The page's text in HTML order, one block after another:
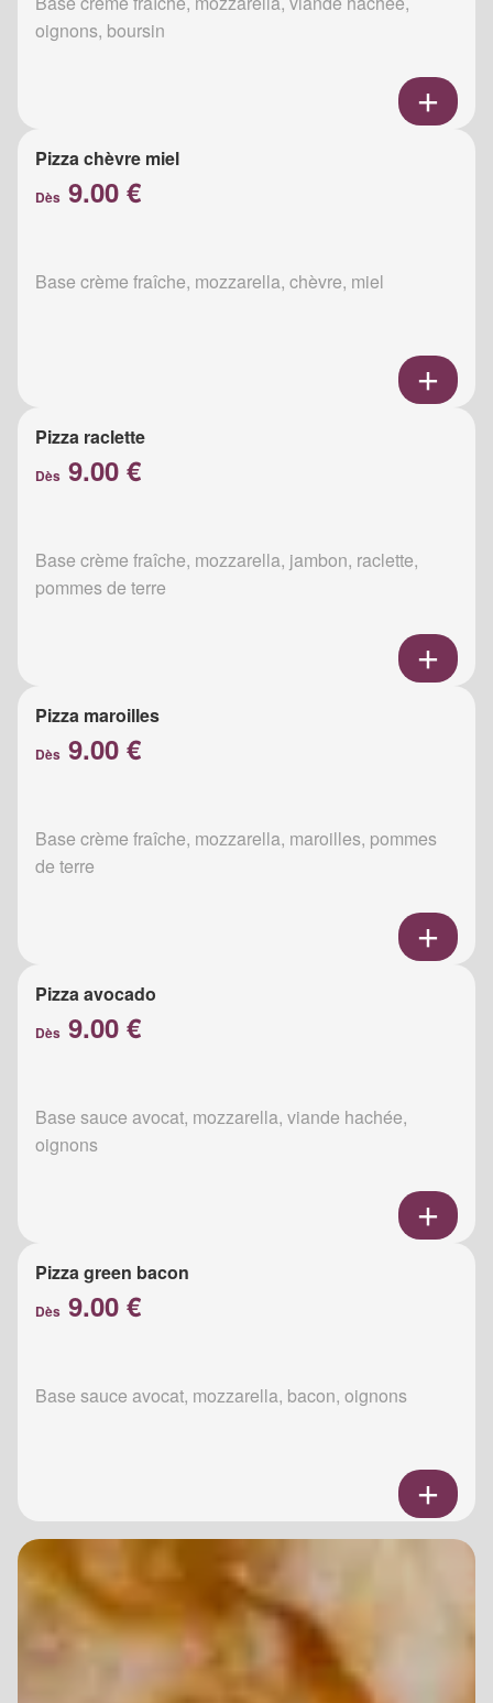
oignons, boursin
Pizza chèvre miel
Dès 9.00 €
Base crème fraîche, mozzarella, chèvre, miel
Pizza raclette
Dès 9.00 €
Base crème fraîche, mozzarella, jambon, raclette,
pommes de terre
Pizza maroilles
Dès 9.00 €
Base crème fraîche, mozzarella, maroilles, pommes
de terre
Pizza avocado
Dès 9.00 €
Base sauce avocat, mozzarella, viande hachée,
oignons
Pizza green bacon
Dès 9.00 €
Base sauce avocat, mozzarella, bacon, oignons